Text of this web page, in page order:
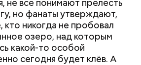
не все понимают прелесть
но фанаты утверждают,
кто никогда не пробовал
озеро, над которым
какой-то особой
сегодня будет клёв. А